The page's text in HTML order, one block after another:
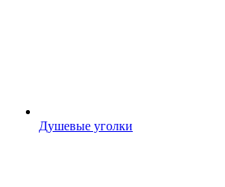
Душевые уголки